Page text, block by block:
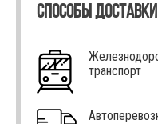
СПОСОБЫ ДОСТАВКИ
транспорт